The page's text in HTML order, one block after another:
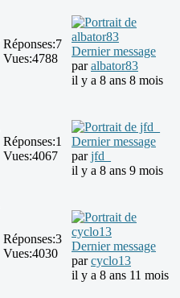
Réponses:7
Vues:4788
Dernier message
paralbator83
il y a 8 ans 8 mois
Réponses:1
Vues:4067
Dernier message
parjfd_
il y a 8 ans 9 mois
Réponses:3
Vues:4030
Dernier message
parcyclo13
il y a 8 ans 11 mois